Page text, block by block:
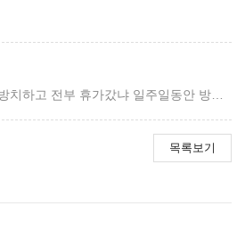
하고 전부 휴가갔냐 일주일동안 방치하네
목록보기